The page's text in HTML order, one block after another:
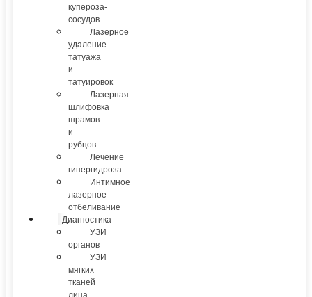
купероза-
сосудов
Лазерное
удаление
татуажа
и
татуировок
Лазерная
шлифовка
шрамов
и
рубцов
Лечение
гипергидроза
Интимное
лазерное
отбеливание
Диагностика
УЗИ
органов
УЗИ
мягких
тканей
лица